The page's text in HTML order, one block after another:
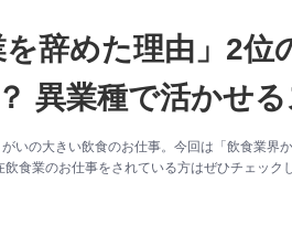
を辞めた理由」2
異業種で活かせ
いの大きい飲食のお仕事。今回は「飲食業界
食業のお仕事をされている方はぜひチェック